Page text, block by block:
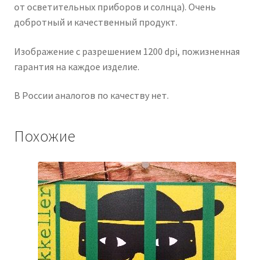
от осветительных приборов и солнца). Очень
добротный и качественный продукт.
Изображение с разрешением 1200 dpi, пожизненная
гарантия на каждое изделие.
В России аналогов по качеству нет.
Похожие